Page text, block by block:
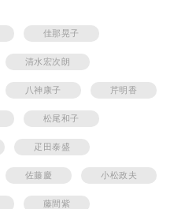
送りだした。杉田と真琴の久方ぶり
太市によって殺された。
佳那晃子
清水宏次朗
八神康子 芹明香
松尾和子
疋田泰盛
佐藤慶 小松政夫
藤間紫